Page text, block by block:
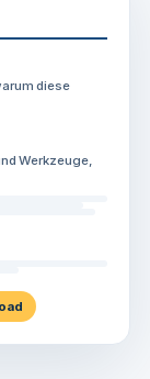
diese
Werkzeuge,